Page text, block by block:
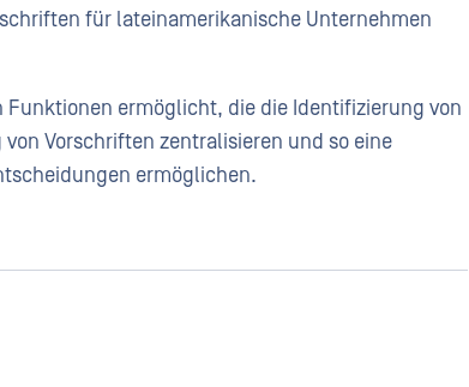
für lateinamerikanische Unternehmen
ermöglicht, die die Identifizierung von
Vorschriften zentralisieren und so eine
ermöglichen.